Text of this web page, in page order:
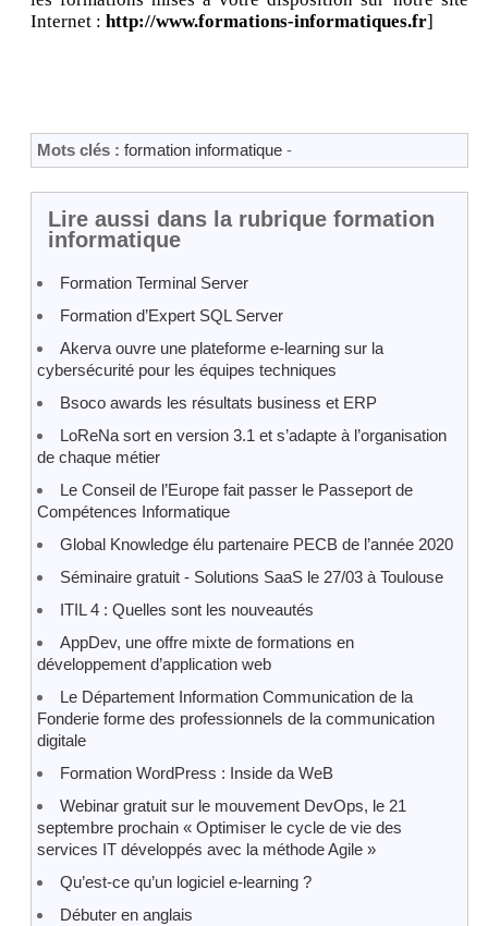
Internet : http://www.formations-informatiques.fr]
Mots clés : formation informatique -
Lire aussi dans la rubrique formation
informatique
Formation Terminal Server
Formation d’Expert SQL Server
Akerva ouvre une plateforme e-learning sur la
cybersécurité pour les équipes techniques
Bsoco awards les résultats business et ERP
LoReNa sort en version 3.1 et s’adapte à l’organisation
de chaque métier
Le Conseil de l’Europe fait passer le Passeport de
Compétences Informatique
Global Knowledge élu partenaire PECB de l’année 2020
Séminaire gratuit - Solutions SaaS le 27/03 à Toulouse
ITIL 4 : Quelles sont les nouveautés
AppDev, une offre mixte de formations en
développement d’application web
Le Département Information Communication de la
Fonderie forme des professionnels de la communication
digitale
Formation WordPress : Inside da WeB
Webinar gratuit sur le mouvement DevOps, le 21
septembre prochain « Optimiser le cycle de vie des
services IT développés avec la méthode Agile »
Qu’est-ce qu’un logiciel e-learning ?
Débuter en anglais